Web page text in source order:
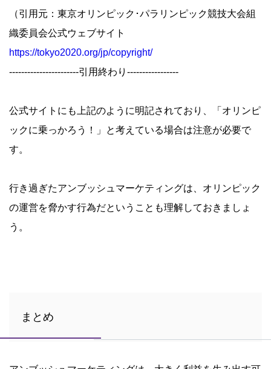
（引用元：東京オリンピック･パラリンピック競技大会組
織委員会公式ウェブサイト
https://tokyo2020.org/jp/copyright/
-----------------------引用終わり-----------------
公式サイトにも上記のように明記されており、「オリンピ
ックに乗っかろう！」と考えている場合は注意が必要で
す。
行き過ぎたアンブッシュマーケティングは、オリンピック
の運営を脅かす行為だということも理解しておきましょ
う。
まとめ